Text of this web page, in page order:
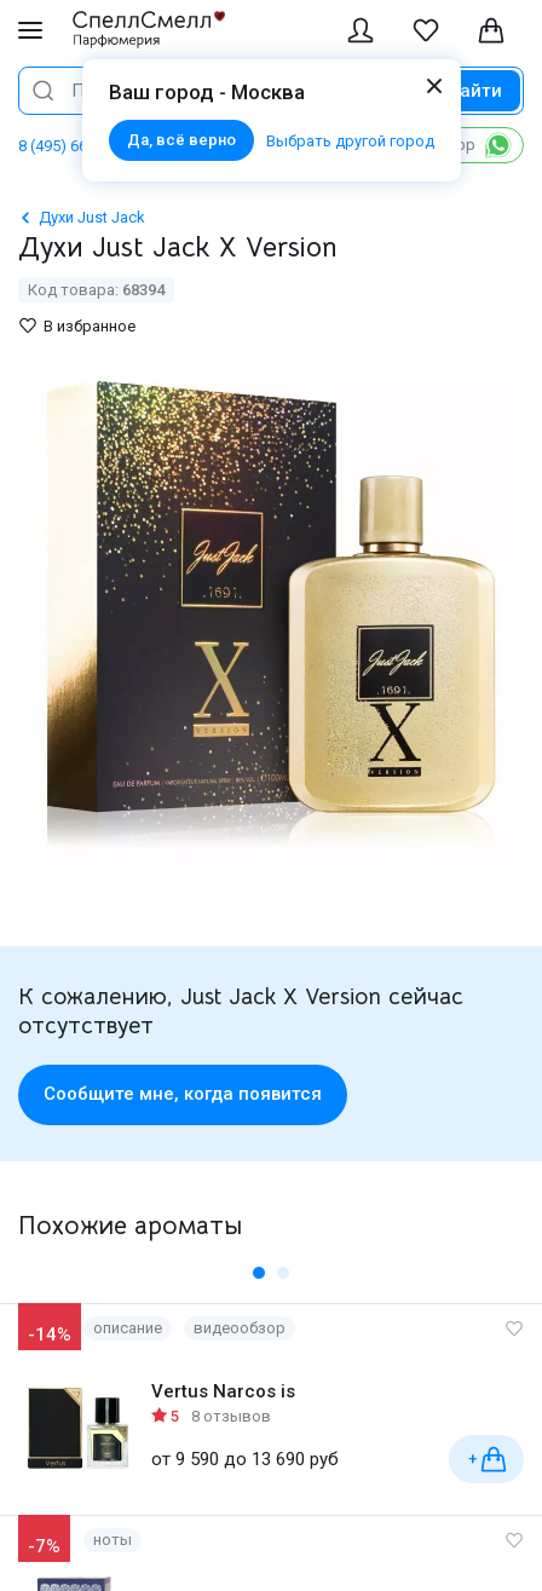
Ваш город - Москва
Да, всё верно Выбрать другой город
Поиск Найти
8 (495) 668 06 02 Написать в WhatsApp
Духи Just Jack
Духи Just Jack X Version
Код товара: 68394
В избранное
К сожалению, Just Jack X Version сейчас
отсутствует
Cообщите мне, когда появится
Похожие ароматы
-14% описание видеообзор
Vertus Narcos is
5 8 отзывов
от 9 590 до 13 690 руб +
-7% ноты